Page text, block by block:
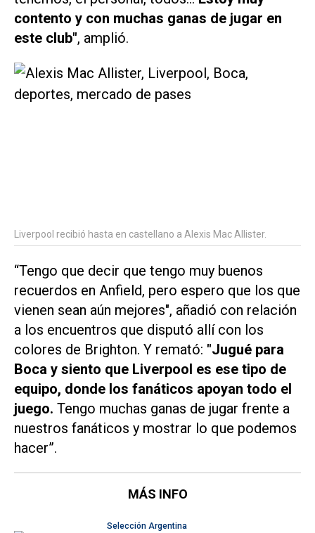
contento y con muchas ganas de jugar en
este club", amplió.
Liverpool recibió hasta en castellano a Alexis Mac Allister.
“Tengo que decir que tengo muy buenos
recuerdos en Anfield, pero espero que los que
vienen sean aún mejores", añadió con relación
a los encuentros que disputó allí con los
colores de Brighton. Y remató: "Jugué para
Boca y siento que Liverpool es ese tipo de
equipo, donde los fanáticos apoyan todo el
juego. Tengo muchas ganas de jugar frente a
nuestros fanáticos y mostrar lo que podemos
hacer”.
MÁS INFO
Selección Argentina